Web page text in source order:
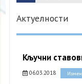
Актуелности
Кључни
06.03.2018